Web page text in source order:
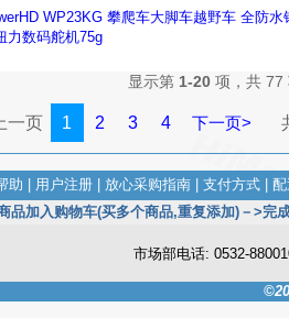
WP23KG 攀爬车大脚车越野车 全防水
力数码舵机75g
显示第 1-20 项，共 77
一页 1 2 3 4 下一页>
助 用户注册 放心采购指南 支付方式
品加入购物车(买多个商品,重复添加)－>
市场部电话: 0532-